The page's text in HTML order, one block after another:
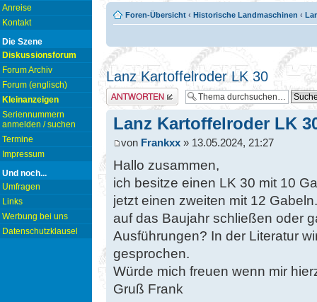
Anreise
Kontakt
Die Szene
Diskussionsforum
Forum Archiv
Forum (englisch)
Kleinanzeigen
Seriennummern
anmelden / suchen
Termine
Impressum
Und noch...
Umfragen
Links
Werbung bei uns
Datenschutzklausel
Foren-Übersicht ‹ Historische Landmaschinen ‹
Lanz Kartoffelroder LK 30
Antwort erstellen
Lanz Kartoffelroder LK
von Frankxx » 13.05.2024, 21:27
Hallo zusammen,
ich besitze einen LK 30 mit 10
jetzt einen zweiten mit 12
auf das Baujahr schließen oder
Ausführungen? In der Literatur
gesprochen.
Würde mich freuen wenn mir
Gruß Frank